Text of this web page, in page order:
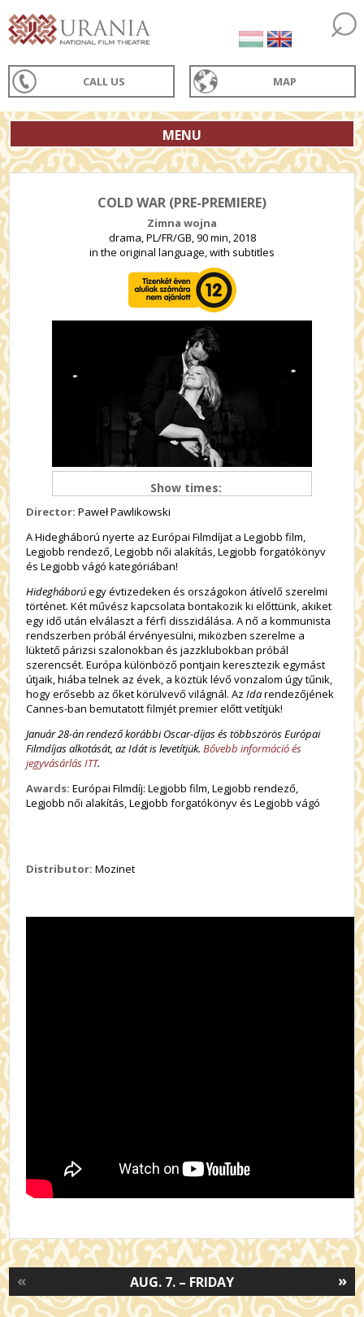
CALL US MAP
MENU
COLD WAR (PRE-PREMIERE)
Zimna wojna
drama, PL/FR/GB, 90 min, 2018
in the original language, with subtitles
Show times:
Director: Paweł Pawlikowski
A Hidegháború nyerte az Európai Filmdíjat a Legjobb film,
Legjobb rendező, Legjobb női alakítás, Legjobb forgatókönyv
és Legjobb vágó kategóriában!
Hidegháborúegy évtizedeken és országokon átívelő szerelmi
történet. Két művész kapcsolata bontakozik ki előttünk, akiket
egy idő után elválaszt a férfi disszidálása. A nő a kommunista
rendszerben próbál érvényesülni, miközben szerelme a
lüktető párizsi szalonokban és jazzklubokban próbál
szerencsét. Európa különböző pontjain keresztezik egymást
útjaik, hiába telnek az évek, a köztük lévő vonzalom úgy tűnik,
hogy erősebb az őket körülvevő világnál. AzIdarendezőjének
Cannes-ban bemutatott filmjét premier előtt vetítjük!
Január 28-án rendező korábbi Oscar-díjas és többszörös Európai
Filmdíjas alkotását, az Idát is levetítjük.Bővebb információ és
jegyvásárlás ITT.
Awards: Európai Filmdíj: Legjobb film, Legjobb rendező,
Legjobb női alakítás, Legjobb forgatókönyv és Legjobb vágó
Distributor: Mozinet
»
AUG. 7. – FRIDAY
«